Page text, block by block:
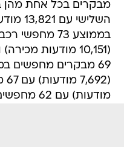
מבקרים בכל אחת מהן
בממוצע 73
69 מבקרים מחפשים
מודעות) עם 62 מחפשים.